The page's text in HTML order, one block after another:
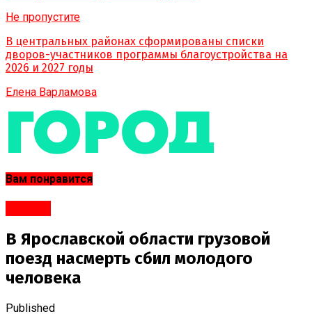
Не пропустите
В центральных районах сформированы списки
дворов-участников программы благоустройства на
2026 и 2027 годы
Елена Варламова
Вам понравится
В Ярославской области грузовой
поезд насмерть сбил молодого
человека
Published